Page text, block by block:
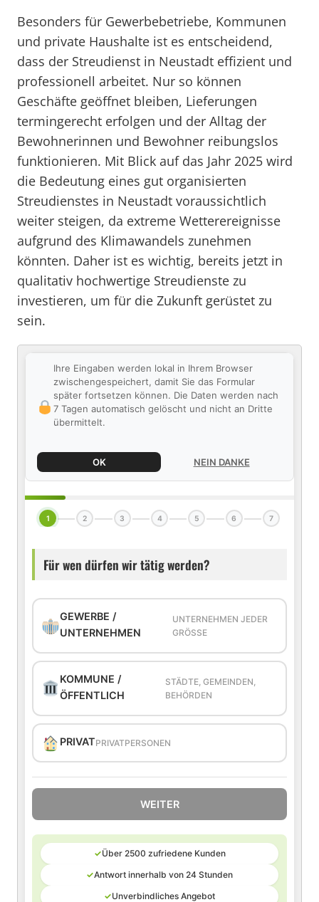
Besonders für Gewerbebetriebe, Kommunen
und private Haushalte ist es entscheidend,
dass der Streudienst in Neustadt effizient und
professionell arbeitet. Nur so können
Geschäfte geöffnet bleiben, Lieferungen
termingerecht erfolgen und der Alltag der
Bewohnerinnen und Bewohner reibungslos
funktionieren. Mit Blick auf das Jahr 2025 wird
die Bedeutung eines gut organisierten
Streudienstes in Neustadt voraussichtlich
weiter steigen, da extreme Wetterereignisse
aufgrund des Klimawandels zunehmen
könnten. Daher ist es wichtig, bereits jetzt in
qualitativ hochwertige Streudienste zu
investieren, um für die Zukunft gerüstet zu
sein.
Ihre Eingaben werden lokal in Ihrem Browser
zwischengespeichert, damit Sie das Formular
später fortsetzen können. Die Daten werden nach
7 Tagen automatisch gelöscht und nicht an Dritte
übermittelt.
OK NEIN DANKE
1 2 3 4 5 6 7
Für wen dürfen wir tätig werden?
GEWERBE /
UNTERNEHMEN
UNTERNEHMEN JEDER
GRÖSSE
KOMMUNE /
ÖFFENTLICH
STÄDTE, GEMEINDEN,
BEHÖRDEN
PRIVATPRIVATPERSONEN
WEITER
✓Über 2500 zufriedene Kunden
✓Antwort innerhalb von 24 Stunden
✓Unverbindliches Angebot